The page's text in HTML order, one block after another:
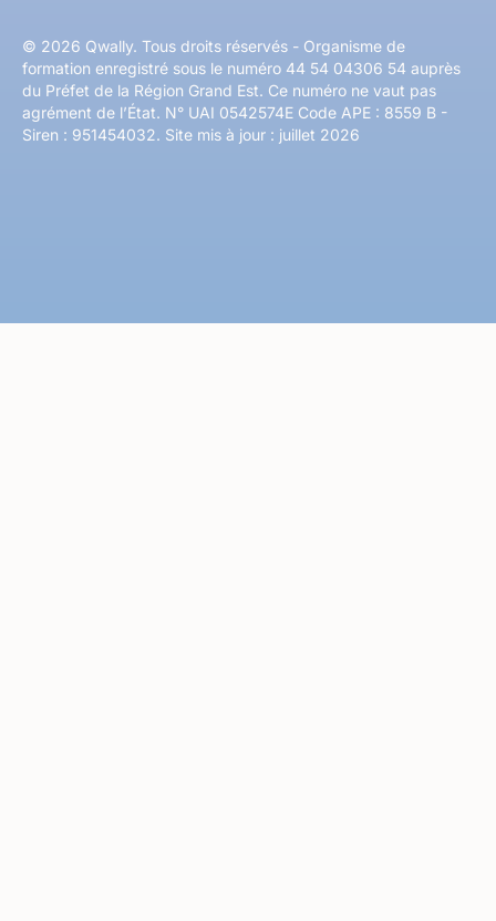
© 2026 Qwally. Tous droits réservés - Organisme de
formation enregistré sous le numéro 44 54 04306 54 auprès
du Préfet de la Région Grand Est. Ce numéro ne vaut pas
agrément de l’État. N° UAI 0542574E Code APE : 8559 B -
Siren : 951454032. Site mis à jour : juillet 2026